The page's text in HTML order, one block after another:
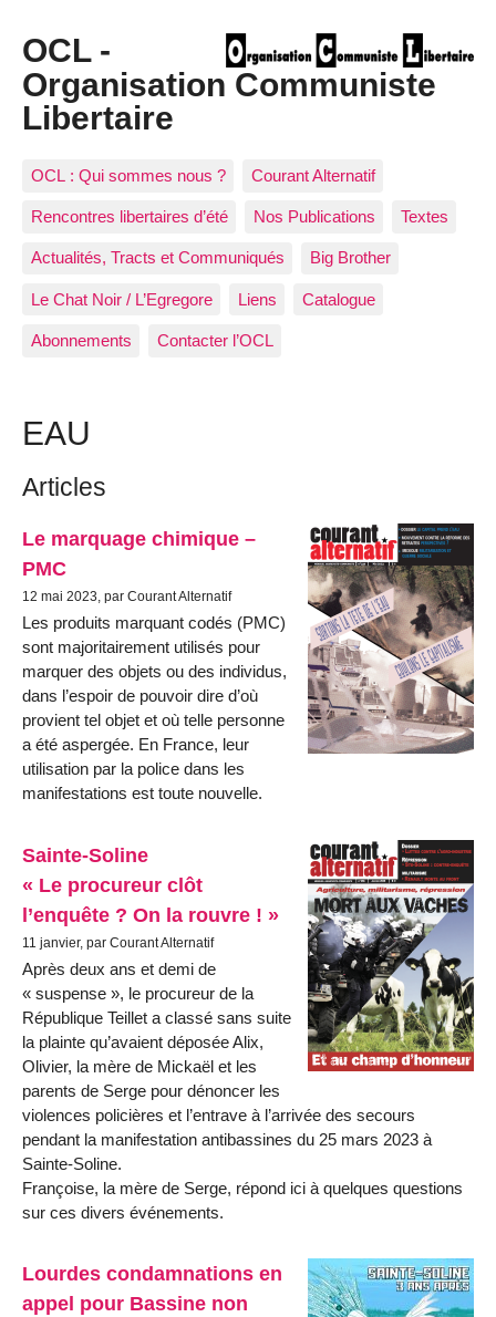
OCL -
Organisation Communiste
Libertaire
OCL : Qui sommes nous ? Courant Alternatif
Rencontres libertaires d’été Nos Publications Textes
Actualités, Tracts et Communiqués Big Brother
Le Chat Noir / L’Egregore Liens Catalogue
Abonnements Contacter l’OCL
EAU
Articles
Le marquage chimique –
PMC
12 mai 2023, par Courant Alternatif
Les produits marquant codés (PMC)
sont majoritairement utilisés pour
marquer des objets ou des individus,
dans l’espoir de pouvoir dire d’où
provient tel objet et où telle personne
a été aspergée. En France, leur
utilisation par la police dans les
manifestations est toute nouvelle.
Sainte-Soline
« Le procureur clôt
l’enquête ? On la rouvre ! »
11 janvier, par Courant Alternatif
Après deux ans et demi de
« suspense », le procureur de la
République Teillet a classé sans suite
la plainte qu’avaient déposée Alix,
Olivier, la mère de Mickaël et les
parents de Serge pour dénoncer les
violences policières et l’entrave à l’arrivée des secours
pendant la manifestation antibassines du 25 mars 2023 à
Sainte-Soline.
Françoise, la mère de Serge, répond ici à quelques questions
sur ces divers événements.
Lourdes condamnations en
appel pour Bassine non